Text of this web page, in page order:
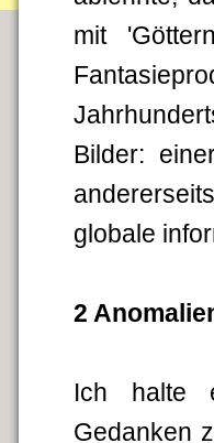
mit
Bilder:
globale
2
Ich halte
Gedanken